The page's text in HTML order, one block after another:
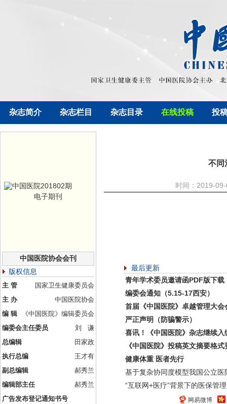
杂志简介 杂志栏目 杂志目录 在线投稿 投
电子期刊
中国医院协会会刊
版权信息
主 管
国家卫生健康委员会
主 办
中国医院协会
编 辑
《中国医院》编辑委员会
编委会主任委员
刘 谦
总编辑
田家政
执行总编
王才有
副总编辑
郝秀兰
编辑部主任
郝秀兰
广告发布登记通知书号
不同
时间：2019-
最后更新
青年学术委员邀请函PDF版下载
编委会通知（5.15-17西安）
首届《中国医院》卓越管理大会
严正声明（防骗警示）
喜讯！《中国医院》杂志继续入
《中国医院》投稿英文摘要格式
健康体重 医者先行
基于复杂协同度模型我国公立医
“互联网+医疗”背景下的医保管理
网易微博